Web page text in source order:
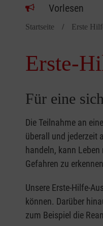
Vorlesen
Startseite Erste
Erste-
Für eine
Die Teilnahme an
überall und jederzeit
handeln, kann
Gefahren zu
Unsere Erste-Hilfe-
können. Darüber
zum Beispiel die